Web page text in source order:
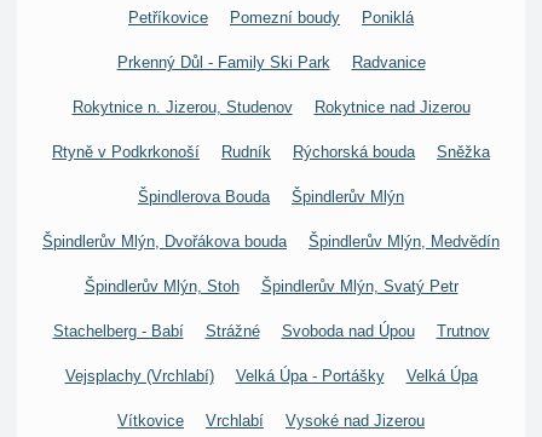
Petříkovice Pomezní boudy Poniklá
Prkenný Důl - Family Ski Park Radvanice
Rokytnice n. Jizerou, Studenov Rokytnice nad Jizerou
Rtyně v Podkrkonoší Rudník Rýchorská bouda Sněžka
Špindlerova Bouda Špindlerův Mlýn
Špindlerův Mlýn, Dvořákova bouda Špindlerův Mlýn, Medvědín
Špindlerův Mlýn, Stoh Špindlerův Mlýn, Svatý Petr
Stachelberg - Babí Strážné Svoboda nad Úpou Trutnov
Vejsplachy (Vrchlabí) Velká Úpa - Portášky Velká Úpa
Vítkovice Vrchlabí Vysoké nad Jizerou